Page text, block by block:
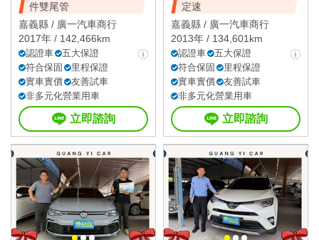
件雙尾管
嘉義縣 / 廣一汽車商行
2017年 / 142,466km
認證車
五大保證
符合保固
里程保證
實車實價
友善試車
非多元化營業用車
立即諮詢
定速
嘉義縣 / 廣一汽車商行
2013年 / 134,601km
認證車
五大保證
符合保固
里程保證
實車實價
友善試車
非多元化營業用車
立即諮詢